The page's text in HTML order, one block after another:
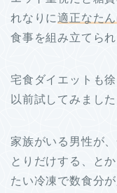
れなりに適正なた
食事を組み立てられ
宅食ダイエットも
以前試してみました
家族がいる男性が
とりだけする、と
たい冷凍で数食分